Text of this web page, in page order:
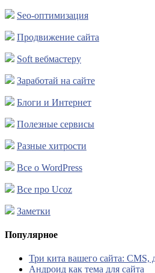
Seo-оптимизация
Продвижение сайта
Soft вебмастеру
Заработай на сайте
Блоги и Интернет
Полезные сервисы
Разные хитрости
Все о WordPress
Все про Ucoz
Заметки
Популярное
Три кита вашего сайта: CMS,
Андроид как тема для сайта